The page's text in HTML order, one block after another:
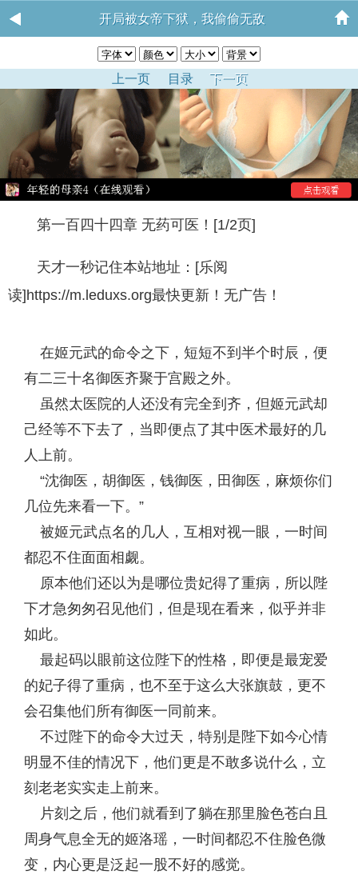
开局被女帝下狱，我偷偷无敌
上一页 目录 下一页
第一百四十四章 无药可医！[1/2页]
天才一秒记住本站地址：[乐阅
读]https://m.leduxs.org最快更新！无广告！
在姬元武的命令之下，短短不到半个时辰，便
有二三十名御医齐聚于宫殿之外。
虽然太医院的人还没有完全到齐，但姬元武却
己经等不下去了，当即便点了其中医术最好的几
人上前。
“沈御医，胡御医，钱御医，田御医，麻烦你们
几位先来看一下。”
被姬元武点名的几人，互相对视一眼，一时间
都忍不住面面相觑。
原本他们还以为是哪位贵妃得了重病，所以陛
下才急匆匆召见他们，但是现在看来，似乎并非
如此。
最起码以眼前这位陛下的性格，即便是最宠爱
的妃子得了重病，也不至于这么大张旗鼓，更不
会召集他们所有御医一同前来。
不过陛下的命令大过天，特别是陛下如今心情
明显不佳的情况下，他们更是不敢多说什么，立
刻老老实实走上前来。
片刻之后，他们就看到了躺在那里脸色苍白且
周身气息全无的姬洛瑶，一时间都忍不住脸色微
变，内心更是泛起一股不好的感觉。